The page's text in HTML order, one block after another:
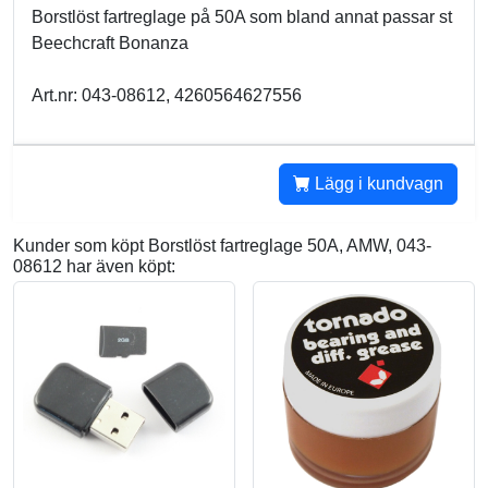
Borstlöst fartreglage på 50A som bland annat passar st
Beechcraft Bonanza
Art.nr: 043-08612, 4260564627556
Lägg i kundvagn
Kunder som köpt Borstlöst fartreglage 50A, AMW, 043-
08612 har även köpt: